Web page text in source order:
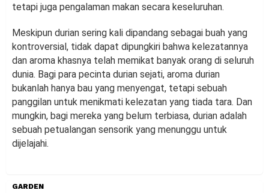
tetapi juga pengalaman makan secara keseluruhan.
Meskipun durian sering kali dipandang sebagai buah yang
kontroversial, tidak dapat dipungkiri bahwa kelezatannya
dan aroma khasnya telah memikat banyak orang di seluruh
dunia. Bagi para pecinta durian sejati, aroma durian
bukanlah hanya bau yang menyengat, tetapi sebuah
panggilan untuk menikmati kelezatan yang tiada tara. Dan
mungkin, bagi mereka yang belum terbiasa, durian adalah
sebuah petualangan sensorik yang menunggu untuk
dijelajahi.
GARDEN